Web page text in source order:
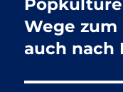
Nächster
Beitrag:
Wege
auch nach